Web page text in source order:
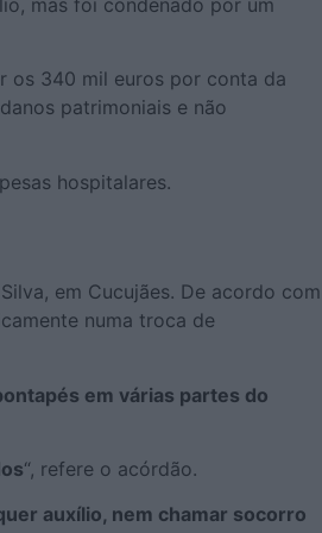
mas foi condenado por um
os 340 mil euros por conta da
patrimoniais e não
hospitalares.
em Cucujães. De acordo com
numa troca de
em várias partes do
“, refere o acórdão.
auxílio, nem chamar socorro